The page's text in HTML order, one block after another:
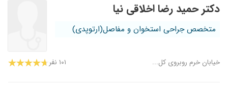
دکتر حمید رضا اخلاقی نیا
متخصص جراحی استخوان و مفاصل(ارتوپدی)
خیابان خرم روبروی کل... ۱۰۱ نفر